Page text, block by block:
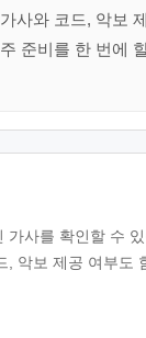
사와 코드, 악보
준비를 한 번에
가사를 확인할 수
, 악보 제공 여부도